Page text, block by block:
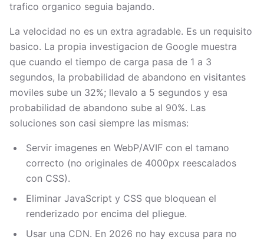
trafico organico seguia bajando.
La velocidad no es un extra agradable. Es un requisito
basico. La propia investigacion de Google muestra
que cuando el tiempo de carga pasa de 1 a 3
segundos, la probabilidad de abandono en visitantes
moviles sube un 32%; llevalo a 5 segundos y esa
probabilidad de abandono sube al 90%. Las
soluciones son casi siempre las mismas:
Servir imagenes en WebP/AVIF con el tamano
correcto (no originales de 4000px reescalados
con CSS).
Eliminar JavaScript y CSS que bloquean el
renderizado por encima del pliegue.
Usar una CDN. En 2026 no hay excusa para no